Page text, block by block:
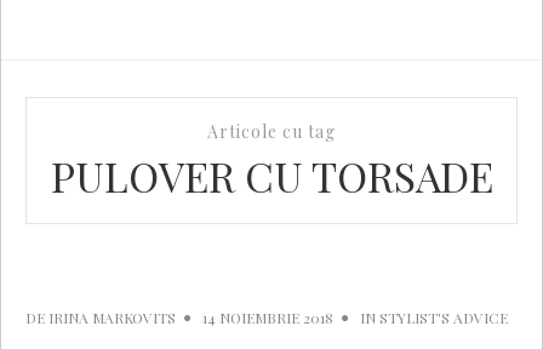
Articole cu tag
PULOVER CU TORSADE
DE IRINA MARKOVITS 14 NOIEMBRIE 2018 IN STYLIST'S ADVICE